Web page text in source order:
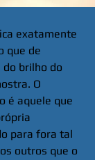
exatamente
que de
brilho do
O
é aquele que
para fora tal
outros que o